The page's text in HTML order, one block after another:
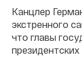
Канцлер
экстренного
что главы